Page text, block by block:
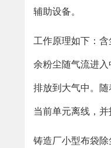
辅助设备。
工作原理如下：
余粉尘随气流进
排放到大气中。
当前单元离线，
铸造厂小型布袋